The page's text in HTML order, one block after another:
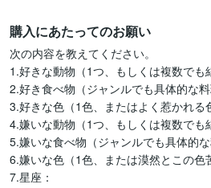
購入にあたってのお願い
次の内容を教えてください。
1.好きな動物（1つ、もしくは複数でも
2.好き食べ物（ジャンルでも具体的な
3.好きな色（1色、またはよく惹かれる
4.嫌いな動物（1つ、もしくは複数でも
5.嫌いな食べ物（ジャンルでも具体的
6.嫌いな色（1色、または漠然とこの色
7.星座：